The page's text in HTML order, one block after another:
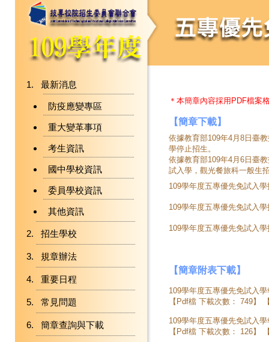
最新消息
防疫應變專區
重大變革事項
考生資訊
國中學校資訊
委員學校資訊
其他資訊
招生學校
規章辦法
重要日程
常見問題
簡章查詢與下載
＊本簡章內容採用PDF檔案
【簡章下載】
依據教育部109年4月8日臺
學停止招生。
依據教育部109年4月6日臺
試入學，觀光餐旅科一般生
109學年度五專優先免試入
109學年度五專優先免試入
109學年度五專優先免試入
【簡章附表下載】
109學年度五專優先免試入
【 Pdf檔 下載次數： 749】
109學年度五專優先免試入
【 Pdf檔 下載次數： 126】